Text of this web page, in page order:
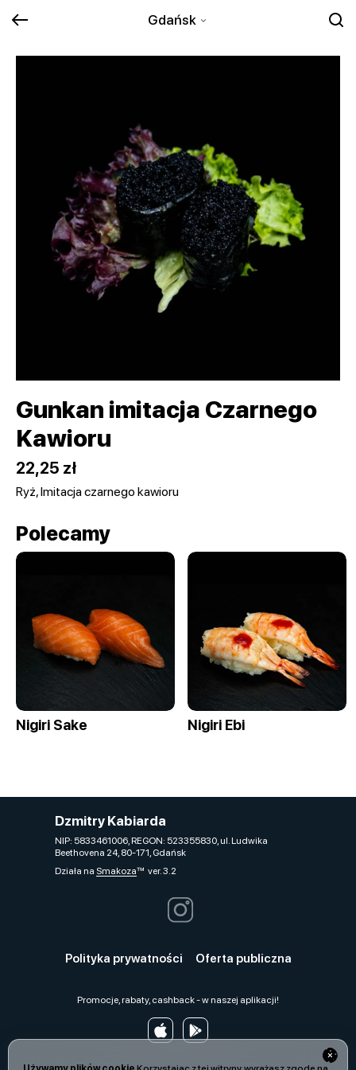
Gdańsk
Gunkan imitacja Czarnego
Kawioru
22,25 zł
Ryż, Imitacja czarnego kawioru
Polecamy
Nigiri Sake Nigiri Ebi
Dzmitry Kabiarda
NIP: 5833461006, REGON: 523355830, ul. Ludwika
Beethovena 24, 80-171, Gdańsk
Działa na Smakozaver. 3.2
Polityka prywatności Oferta publiczna
Promocje, rabaty, cashback - w naszej aplikacji!